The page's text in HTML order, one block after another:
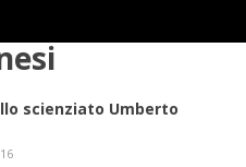
scienziato Umberto